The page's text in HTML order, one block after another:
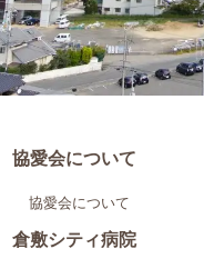
協愛会について
協愛会について
倉敷シティ病院